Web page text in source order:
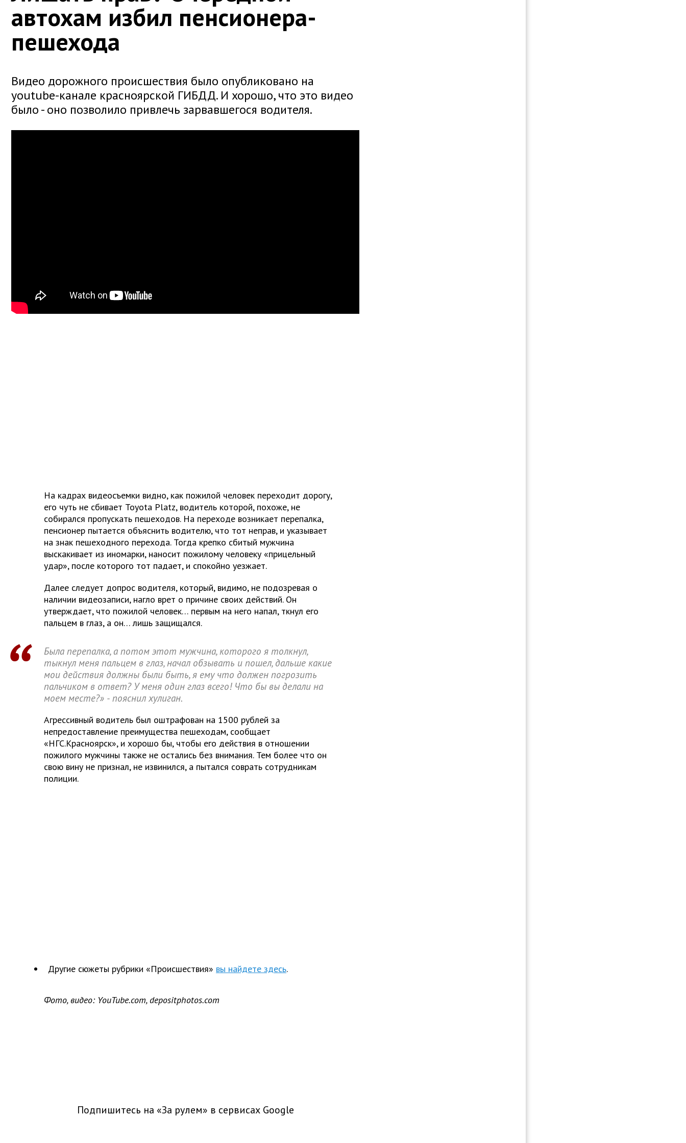
автохам избил пенсионера-
пешехода
Видео дорожного происшествия было опубликовано на
youtube-канале красноярской ГИБДД. И хорошо, что это видео
было - оно позволило привлечь зарвавшегося водителя.
На кадрах видеосъемки видно, как пожилой человек переходит дорогу,
его чуть не сбивает Toyota Platz, водитель которой, похоже, не
собирался пропускать пешеходов. На переходе возникает перепалка,
пенсионер пытается объяснить водителю, что тот неправ, и указывает
на знак пешеходного перехода. Тогда крепко сбитый мужчина
выскакивает из иномарки, наносит пожилому человеку «прицельный
удар», после которого тот падает, и спокойно уезжает.
Далее следует допрос водителя, который, видимо, не подозревая о
наличии видеозаписи, нагло врет о причине своих действий. Он
утверждает, что пожилой человек… первым на него напал, ткнул его
пальцем в глаз, а он… лишь защищался.
Была перепалка, а потом этот мужчина, которого я толкнул,
тыкнул меня пальцем в глаз, начал обзывать и пошел, дальше какие
мои действия должны были быть, я ему что должен погрозить
пальчиком в ответ? У меня один глаз всего! Что бы вы делали на
моем месте?» - пояснил хулиган.
Агрессивный водитель был оштрафован на 1500 рублей за
непредоставление преимущества пешеходам, сообщает
«НГС.Красноярск», и хорошо бы, чтобы его действия в отношении
пожилого мужчины также не остались без внимания. Тем более что он
свою вину не признал, не извинился, а пытался соврать сотрудникам
полиции.
Другие сюжеты рубрики «Происшествия» вы найдете здесь.
Фото, видео: YouTube.com, depositphotos.com
Подпишитесь на «За рулем» в сервисах Google